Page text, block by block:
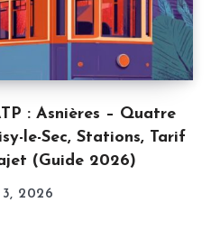
: Asnières – Quatre
le-Sec, Stations, Tarif
(Guide 2026)
3, 2026